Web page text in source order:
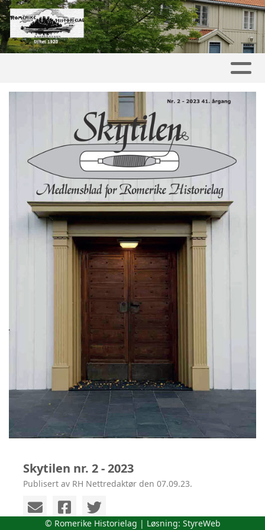
Skytilen nr. 2 - 2023
Publisert av RH Nettredaktør den 07.09.23.
© Romerike Historielag | Løsning: StyreWeb